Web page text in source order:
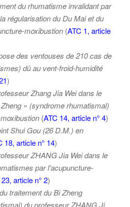
durhumatisme invalidantpar
régularisation du Du Mai et du
moxibustion (ATC 1, article
des ventouses de 210 cas de
dû au vent-froid-humidité
)
Zhang Jia Wei dans le
» (syndrome rhumatismal)
(ATC 14, article n° 4)
Shui Gou (26 D.M.) en
18, article n° 14)
ZHANG Jia Wei dans le
par l’acupuncture-
article n° 2)
traitement du Bi Zheng
du professeur ZHANG Ji